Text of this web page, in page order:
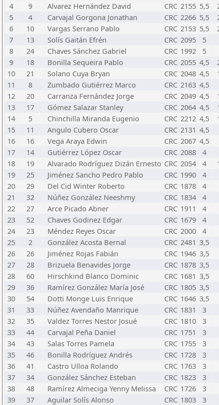
4
9 Alvarez Hernández David CRC 2155 5,5
5
4 Carvajal Gorgona Jonathan CRC 2266 5,5
6
10 Vargas Serrano Pablo CRC 2153 5,5
7
13 Solís Gaitán Efrén CRC 2095
5
8
24 Chaves Sánchez Gabriel CRC 1992
5
9
18 Bonilla Sequeira Pablo CRC 2055 4,5
10
21 Solano Cuya Bryan CRC 2048 4,5
11
8 Zumbado Gutiérrez Marco CRC 2163 4,5
12
20 Carranza Fernández Jorge CRC 2049 4,5
13
17 Gómez Salazar Stanley CRC 2064 4,5
14
5 Chinchilla Miranda Eugenio CRC 2212 4,5
15
11 Angulo Cubero Oscar CRC 2131 4,5
16
16 Vega Araya Edwin CRC 2067 4,5
17
14 Gutiérrez López Oscar CRC 2088
4
18
19 Alvarado Rodríguez Dizán Ernesto CRC 2054 4
19
25 Jiménez Sancho Pedro Pablo CRC 1990
4
20
29 Del Cid Winter Roberto CRC 1878
4
21
32 Núñez González Neeshmy CRC 1834
4
22
27 Arce Picado Abner CRC 1911
4
23
52 Chaves Godinez Edgar CRC 1679
4
24
23 Méndez Reyes Oscar CRC 2000
4
25
2 González Acosta Bernal CRC 2481 3,5
26
26 Jiménez Rojas Fabián CRC 1946 3,5
27
28 Brizuela Benavides Jorge CRC 1878 3,5
28
60 Hirschkind Blanco Dominic CRC 1681 3,5
29
36 Ramírez González María José CRC 1805 3,5
30
54 Dotti Monge Luis Enrique CRC 1646 3,5
31
33 Núñez Avendaño Manrique CRC 1831
3
32
35 Valdez Torres Nestor Josué CRC 1810
3
33
44 Carvajal Peña Daniel CRC 1751
3
34
43 Salas Torres Pamela CRC 1755
3
35
46 Bonilla Rodríguez Andrés CRC 1728
3
36
41 Castro Ulloa Rolando CRC 1763
3
37
34 González Sánchez Esteban CRC 1823
3
38
48 Ramírez Almeciga Yenny Melissa CRC 1726
3
39
37 Aguilar Solís Alonso CRC 1803
3